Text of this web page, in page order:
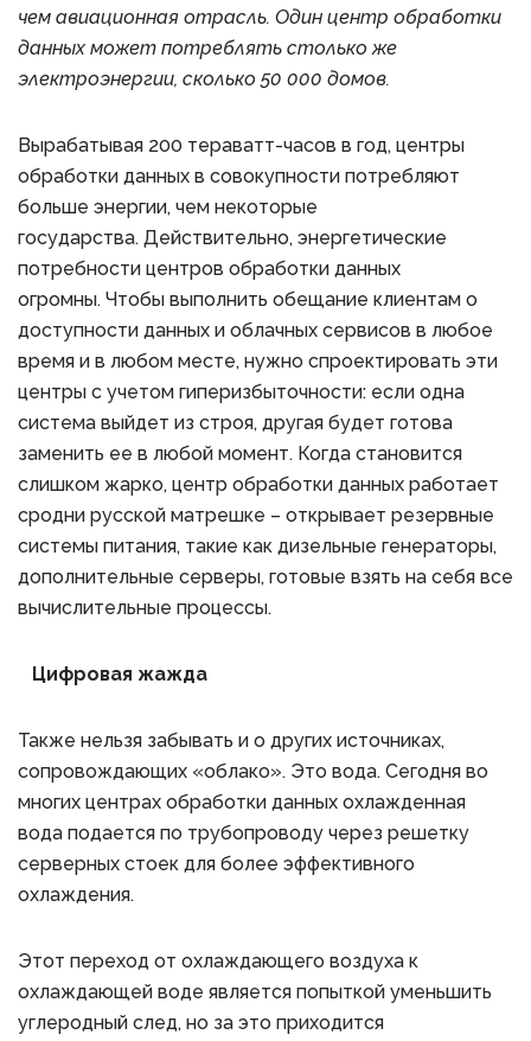
чем авиационная отрасль. Один центр обработки
данных может потреблять столько же
электроэнергии, сколько 50 000 домов.
Вырабатывая 200 тераватт-часов в год, центры
обработки данных в совокупности потребляют
больше энергии, чем некоторые
государства. Действительно, энергетические
потребности центров обработки данных
огромны. Чтобы выполнить обещание клиентам о
доступности данных и облачных сервисов в любое
время и в любом месте, нужно спроектировать эти
центры с учетом гиперизбыточности: если одна
система выйдет из строя, другая будет готова
заменить ее в любой момент. Когда становится
слишком жарко, центр обработки данных работает
сродни русской матрешке – открывает резервные
системы питания, такие как дизельные генераторы,
дополнительные серверы, готовые взять на себя все
вычислительные процессы.
Цифровая жажда
Также нельзя забывать и о других источниках,
сопровождающих «облако». Это вода. Сегодня во
многих центрах обработки данных охлажденная
вода подается по трубопроводу через решетку
серверных стоек для более эффективного
охлаждения.
Этот переход от охлаждающего воздуха к
охлаждающей воде является попыткой уменьшить
углеродный след, но за это приходится